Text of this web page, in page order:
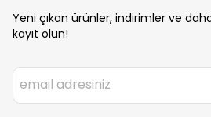
Yeni çıkan ürünler, indirimler ve
kayıt olun!